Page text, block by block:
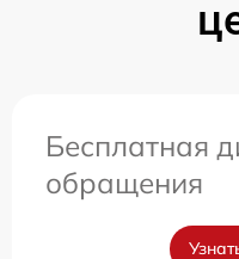
Бесплатная
обращения